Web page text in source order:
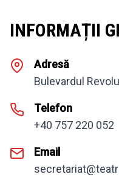
INFORMAȚII
Adresă
Bulevardul
Telefon
+40 757 220 052
Email